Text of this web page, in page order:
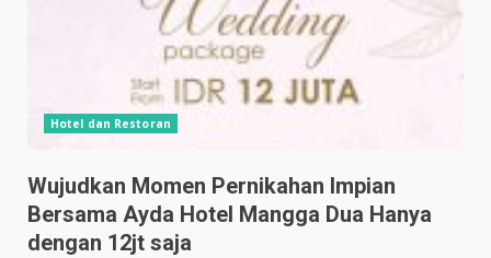
Hotel dan Restoran
Wujudkan Momen Pernikahan Impian
Bersama Ayda Hotel Mangga Dua Hanya
dengan 12jt saja